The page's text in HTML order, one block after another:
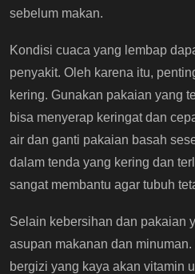
sebelum makan.
Kondisi cuaca yang lembap
penyakit. Oleh karena itu,
kering. Gunakan pakaian yang
bisa menyerap keringat dan
air dan ganti pakaian basah
dalam tenda yang kering dan
sangat membantu agar tubuh
Selain kebersihan dan pakaian
asupan makanan dan
bergizi yang kaya akan vitamin